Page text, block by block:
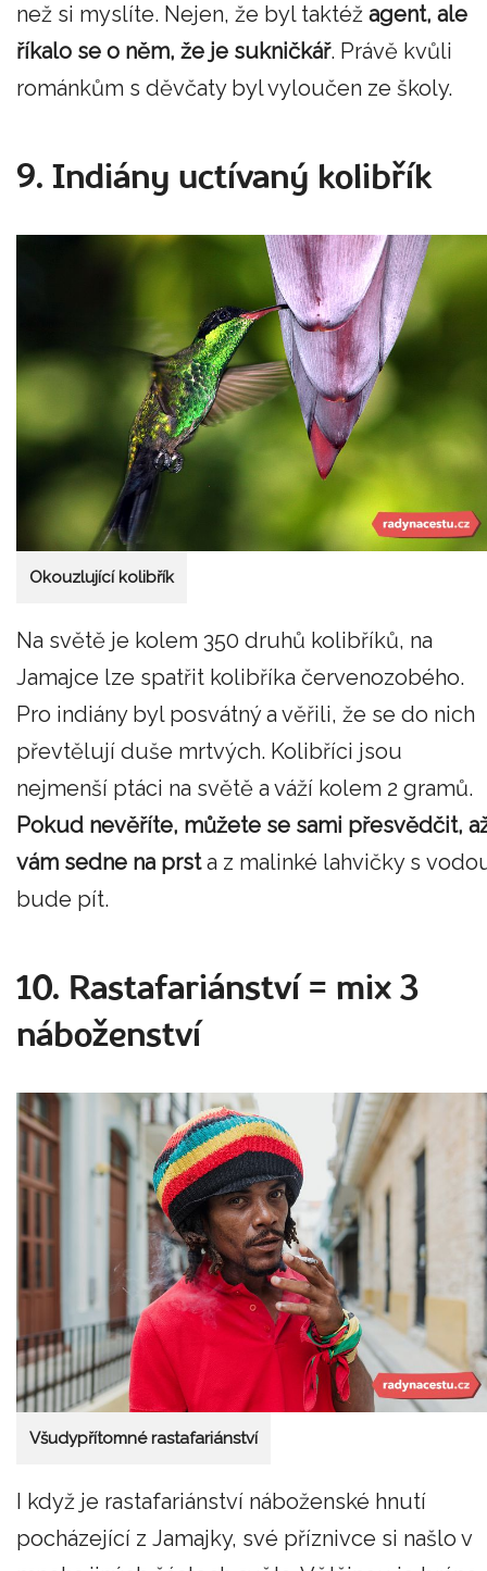
než si myslíte. Nejen, že byl taktéž agent, ale
říkalo se o něm, že je sukničkář. Právě kvůli
románkům s děvčaty byl vyloučen ze školy.
9. Indiány uctívaný kolibřík
Okouzlující kolibřík
Na světě je kolem 350 druhů kolibříků, na
Jamajce lze spatřit kolibříka červenozobého.
Pro indiány byl posvátný a věřili, že se do nich
převtělují duše mrtvých. Kolibříci jsou
nejmenší ptáci na světě a váží kolem 2 gramů.
Pokud nevěříte, můžete se sami přesvědčit,
vám sedne na prsta z malinké lahvičky s
bude pít.
10. Rastafariánství = mix 3
náboženství
Všudypřítomné rastafariánství
I když je rastafariánství náboženské hnutí
pocházející z Jamajky, své příznivce si našlo v